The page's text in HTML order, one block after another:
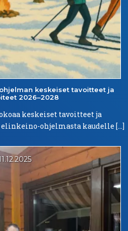
keskeisettavoitteetja
2026–2028
keskeiset tavoitteet ja
ohjelmasta kaudelle […]